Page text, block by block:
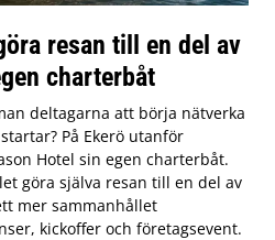
resan till en del av
charterbåt
deltagarna att börja nätverka
På Ekerö utanför
Hotel sin egen charterbåt.
göra själva resan till en del av
mer sammanhållet
kickoffer och företagsevent.